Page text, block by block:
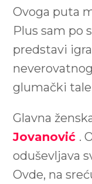
Ovoga puta
Plus sam po
predstavi
glumački
Glavna
Jovanović .
oduševljava
Ovde, na